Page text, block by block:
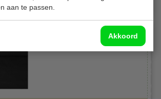
aan te passen.
Akkoord